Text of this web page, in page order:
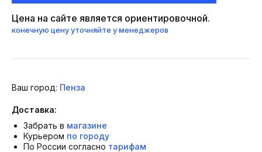
Цена на сайте является ориентировочной.
конечную цену уточняйте у менеджеров
Ваш город: Пенза
Доставка:
Забрать в магазине
Курьером по городу
По России согласно тарифам